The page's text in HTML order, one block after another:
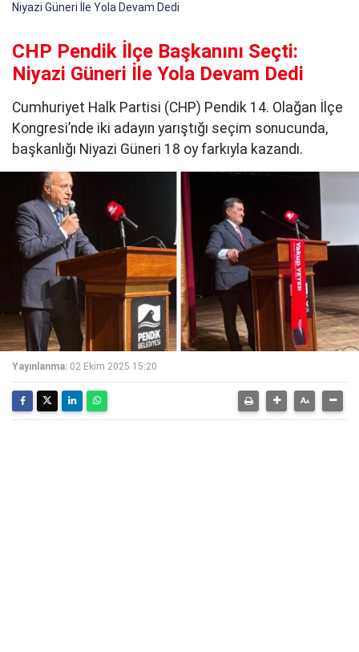
Niyazi Güneri İle Yola Devam Dedi
CHP Pendik İlçe Başkanını Seçti:
Niyazi Güneri İle Yola Devam Dedi
Cumhuriyet Halk Partisi (CHP) Pendik 14. Olağan İlçe
Kongresi’nde iki adayın yarıştığı seçim sonucunda,
başkanlığı Niyazi Güneri 18 oy farkıyla kazandı.
Yayınlanma: 02 Ekim 2025 15:20